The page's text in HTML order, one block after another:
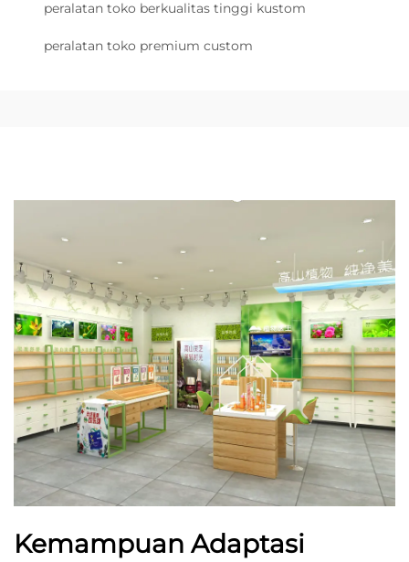
peralatan toko berkualitas tinggi kustom
peralatan toko premium custom
Kemampuan Adaptasi